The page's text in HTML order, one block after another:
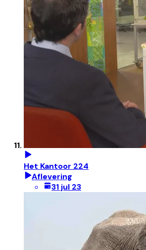
Het Kantoor 224
Aflevering
31 jul 23